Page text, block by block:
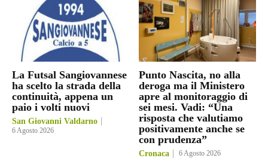
La Futsal Sangiovannese
ha scelto la strada della
continuità, appena un
paio i volti nuovi
San Giovanni Valdarno
6 Agosto 2026
Punto Nascita, no alla
deroga ma il Ministero
apre al monitoraggio di
sei mesi. Vadi: “Una
risposta che valutiamo
positivamente anche se
con prudenza”
Cronaca 6 Agosto 2026